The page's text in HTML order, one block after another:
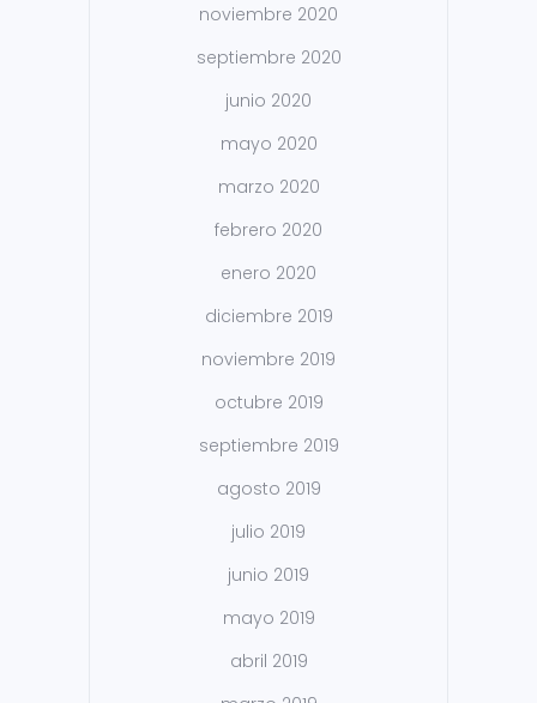
noviembre 2020
septiembre 2020
junio 2020
mayo 2020
marzo 2020
febrero 2020
enero 2020
diciembre 2019
noviembre 2019
octubre 2019
septiembre 2019
agosto 2019
julio 2019
junio 2019
mayo 2019
abril 2019